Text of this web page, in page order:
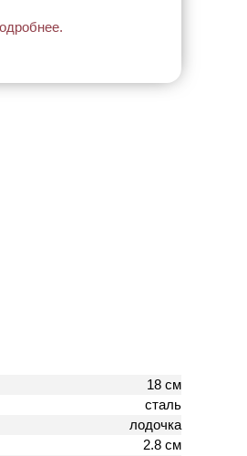
18 см
сталь
лодочка
2.8 см